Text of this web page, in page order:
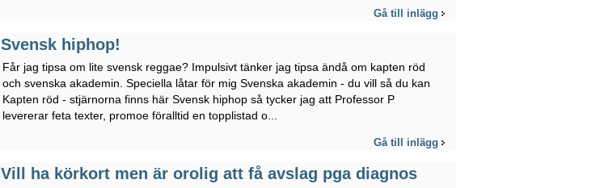
Gå till inlägg
Svensk hiphop!
Får jag tipsa om lite svensk reggae? Impulsivt tänker jag tipsa ändå om kapten röd
och svenska akademin. Speciella låtar för mig Svenska akademin - du vill så du kan
Kapten röd - stjärnorna finns här Svensk hiphop så tycker jag att Professor P
levererar feta texter, promoe föralltid en topplistad o...
Gå till inlägg
Vill ha körkort men är orolig att få avslag pga diagnos